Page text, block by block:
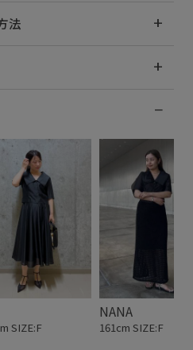
法
SIZE:F
NANA
161cm SIZE:F